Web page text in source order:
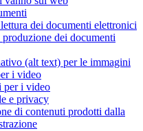
dei documenti elettronici
dei documenti
(alt text) per le immagini
i video
per i video
e privacy
di contenuti prodotti dalla